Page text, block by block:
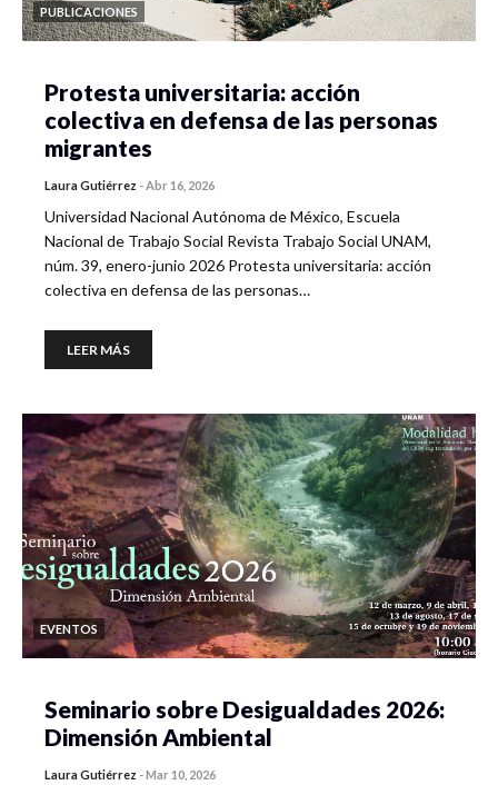
PUBLICACIONES
Protesta universitaria: acción
colectiva en defensa de las personas
migrantes
Laura Gutiérrez -Abr 16, 2026
Universidad Nacional Autónoma de México, Escuela
Nacional de Trabajo Social Revista Trabajo Social UNAM,
núm. 39, enero-junio 2026 Protesta universitaria: acción
colectiva en defensa de las personas…
LEER MÁS
EVENTOS
Seminario sobre Desigualdades 2026:
Dimensión Ambiental
Laura Gutiérrez -Mar 10, 2026